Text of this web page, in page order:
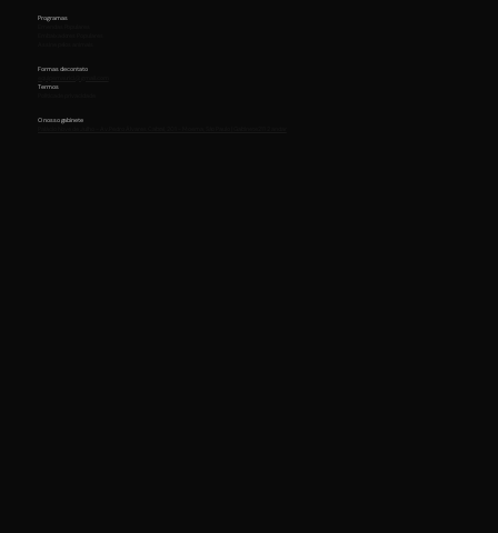
Programas
Formas de contato
Termos
O nosso gabinete